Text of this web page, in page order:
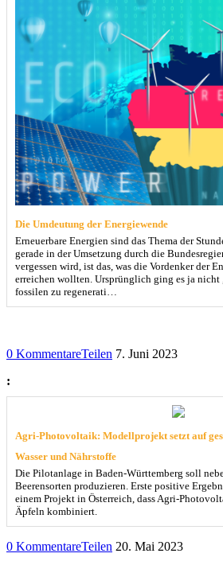
Die Umdeutung der Energiewende
Erneuerbare Energien sind das Thema der
gerade in der Umsetzung durch die
vergessen wird, ist das, was die Vordenker der
erreichen wollten. Ursprünglich ging es ja nicht
fossilen zu regenerati…
0 KommentareTeilen 7. Juni 2023
:
Agri-Photovoltaik: Modellprojekt setzt auf
Wasser und Nährstoffe
Die Pilotanlage in Baden-Württemberg soll
Beerensorten produzieren. Erste positive
einem Projekt in Österreich, dass Agri-
Äpfeln kombiniert.
0 KommentareTeilen 20. Mai 2023